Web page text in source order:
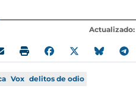
Actualizado:
Vox delitos de odio